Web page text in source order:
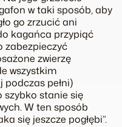
w taki sposób, aby
go zrzucić ani
kagańca przypiąć
zabezpieczyć
zwierzę
wszystkim
pełni)
szybko stanie się
W ten sposób
się jeszcze pogłębi”.